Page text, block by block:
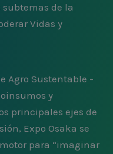
de la
Vidas y
Agro Sustentable -
y
principales ejes de
Expo Osaka se
para “imaginar